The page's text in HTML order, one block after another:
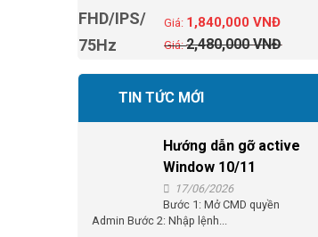
2,480,000VNĐ
1,840,000VNĐ
TIN TỨC MỚI
Hướng dẫn gỡ active
Window 10/11
17/06/2026
Bước 1: Mở CMD quyền
Admin Bước 2: Nhập lệnh...